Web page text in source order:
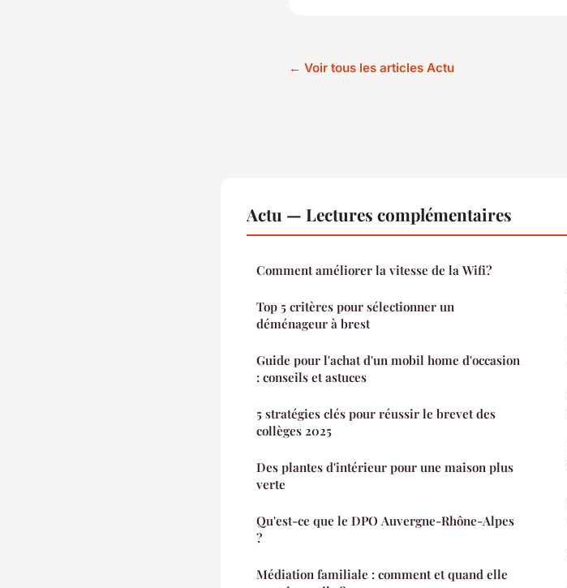
← Voir tous les articles Actu
Actu — Lectures complémentaires
Comment améliorer la vitesse de la Wifi?
Top 5 critères pour sélectionner un
déménageur à brest
Guide pour l'achat d'un mobil home d'occasion
: conseils et astuces
5 stratégies clés pour réussir le brevet des
collèges 2025
Des plantes d'intérieur pour une maison plus
verte
Qu'est-ce que le DPO Auvergne-Rhône-Alpes
?
Médiation familiale : comment et quand elle